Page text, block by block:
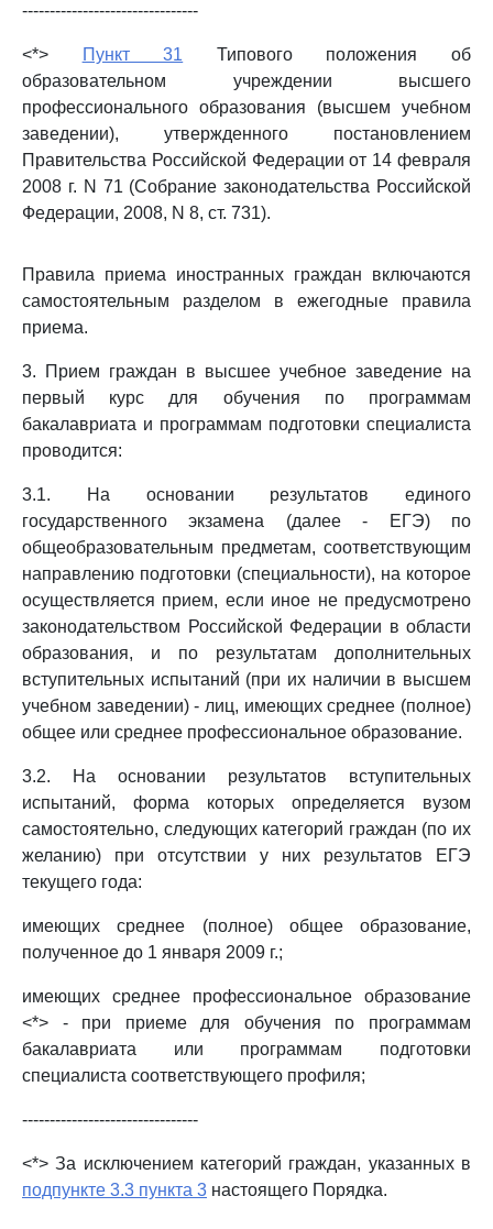
--------------------------------
<*> Пункт 31 Типового положения об
образовательном учреждении высшего
профессионального образования (высшем учебном
заведении), утвержденного постановлением
Правительства Российской Федерации от 14 февраля
2008 г. N 71 (Собрание законодательства Российской
Федерации, 2008, N 8, ст. 731).
Правила приема иностранных граждан включаются
самостоятельным разделом в ежегодные правила
приема.
3. Прием граждан в высшее учебное заведение на
первый курс для обучения по программам
бакалавриата и программам подготовки специалиста
проводится:
3.1. На основании результатов единого
государственного экзамена (далее - ЕГЭ) по
общеобразовательным предметам, соответствующим
направлению подготовки (специальности), на которое
осуществляется прием, если иное не предусмотрено
законодательством Российской Федерации в области
образования, и по результатам дополнительных
вступительных испытаний (при их наличии в высшем
учебном заведении) - лиц, имеющих среднее (полное)
общее или среднее профессиональное образование.
3.2. На основании результатов вступительных
испытаний, форма которых определяется вузом
самостоятельно, следующих категорий граждан (по их
желанию) при отсутствии у них результатов ЕГЭ
текущего года:
имеющих среднее (полное) общее образование,
полученное до 1 января 2009 г.;
имеющих среднее профессиональное образование
<*> - при приеме для обучения по программам
бакалавриата или программам подготовки
специалиста соответствующего профиля;
--------------------------------
<*> За исключением категорий граждан, указанных в
подпункте 3.3 пункта 3 настоящего Порядка.